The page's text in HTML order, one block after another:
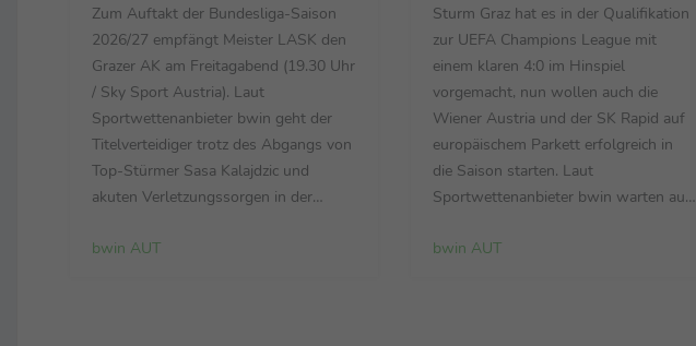
ersten Titel seit 2023
Zum Auftakt der Bundesliga-Saison
2026/27 empfängt Meister LASK den
Grazer AK am Freitagabend (19.30 Uhr
/ Sky Sport Austria). Laut
Sportwettenanbieter bwin geht der
Titelverteidiger trotz des Abgangs von
Top-Stürmer Sasa Kalajdzic und
akuten Verletzungssorgen in der
favorisiert ins Auftaktspiel.
bwin AUT
Rapid legt Grundstein in
Andorra
Sturm Graz hat es in der Qualifikation
zur UEFA Champions League mit
einem klaren 4:0 im Hinspiel
vorgemacht, nun wollen auch die
Wiener Austria und der SK Rapid auf
europäischem Parkett erfolgreich in
die Saison starten. Laut
Sportwettenanbieter bwin warten auf
UEFA Conference League machbare
bwin AUT